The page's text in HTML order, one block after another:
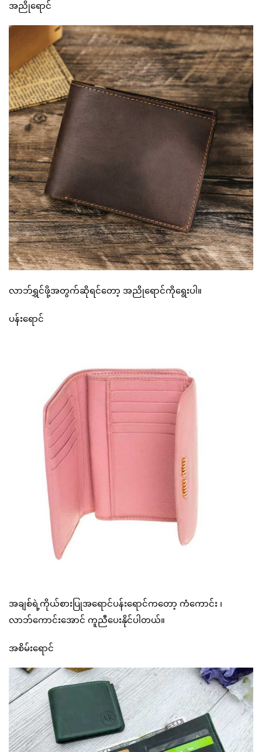
အညိုရောင်
လာဘ်ရွှင်ဖို့အတွက်ဆိုရင်တော့ အညိုရောင်ကိုရွေးပါ။
ပန်းရောင်
အချစ်ရဲ့ကိုယ်စားပြုအရောင်ပန်းရောင်ကတော့ ကံကောင်း ၊
လာဘ်ကောင်းအောင် ကူညီပေးနိုင်ပါတယ်။
အစိမ်းရောင်